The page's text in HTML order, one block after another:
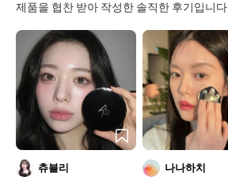
제품을 협찬 받아 작성한 솔직한 후기입니다
츄블리 나나하치